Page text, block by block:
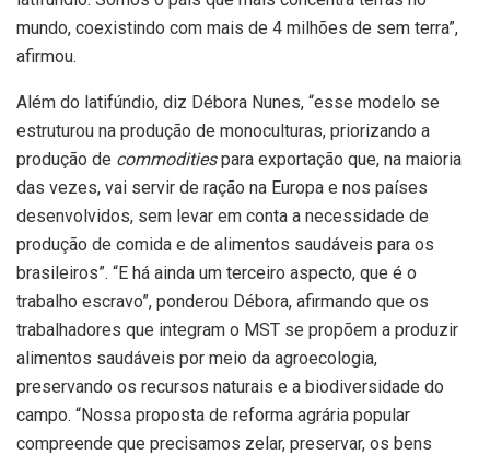
mundo, coexistindo com mais de 4 milhões de sem terra”,
afirmou.
Além do latifúndio, diz Débora Nunes, “esse modelo se
estruturou na produção de monoculturas, priorizando a
produção de commoditiespara exportação que, na maioria
das vezes, vai servir de ração na Europa e nos países
desenvolvidos, sem levar em conta a necessidade de
produção de comida e de alimentos saudáveis para os
brasileiros”. “E há ainda um terceiro aspecto, que é o
trabalho escravo”, ponderou Débora, afirmando que os
trabalhadores que integram o MST se propõem a produzir
alimentos saudáveis por meio da agroecologia,
preservando os recursos naturais e a biodiversidade do
campo. “Nossa proposta de reforma agrária popular
compreende que precisamos zelar, preservar, os bens